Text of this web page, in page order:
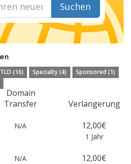
Suchen
(16) Specialty (4)
Sponsored (1)
Domain
Transfer
Verlängerung
N/A 12,00€
1 Jahr
N/A 12,00€